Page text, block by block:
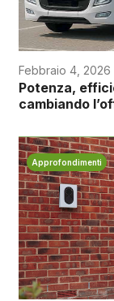
Febbraio 4, 2026
Potenza,
cambiando
Approfondimenti